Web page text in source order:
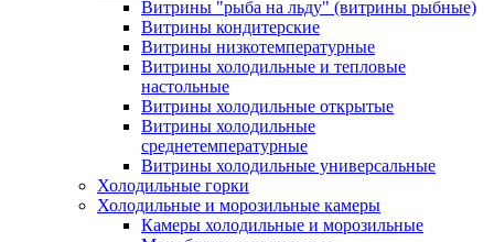
Витрины "рыба на льду" (витрины рыбные)
Витрины кондитерские
Витрины низкотемпературные
Витрины холодильные и тепловые
настольные
Витрины холодильные открытые
Витрины холодильные
среднетемпературные
Витрины холодильные универсальные
Холодильные горки
Холодильные и морозильные камеры
Камеры холодильные и морозильные